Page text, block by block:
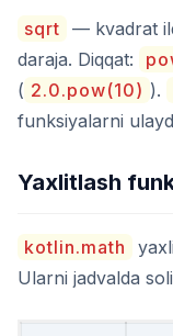
sqrt — kvadrat
daraja. Diqqat:
( 2.0.pow(10) ).
funksiyalarni
Yaxlitlash
kotlin.math
Ularni jadvalda